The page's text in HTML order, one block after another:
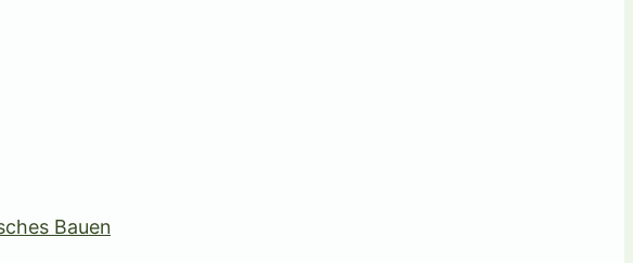
Bauen